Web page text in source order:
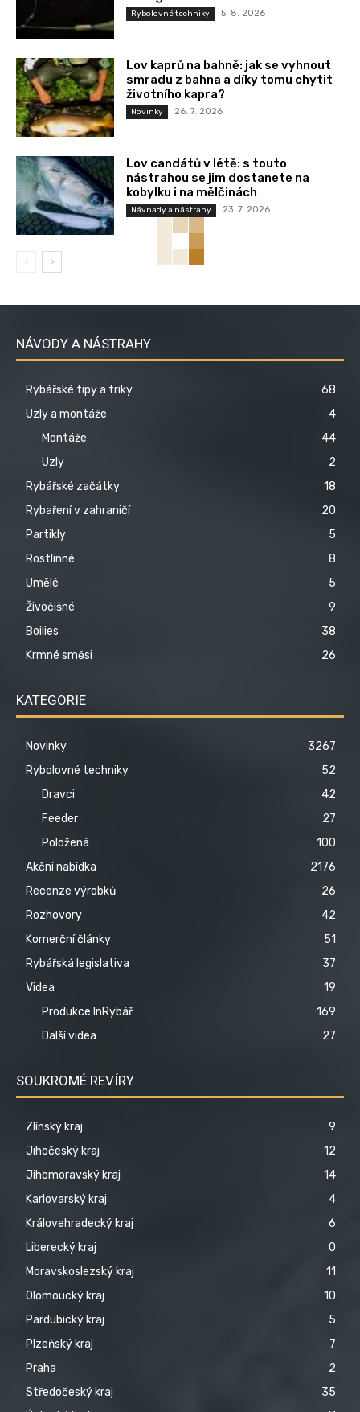
Rybolovné techniky 5. 8. 2026
Lov kaprů na bahně: jak se vyhnout
smradu z bahna a díky tomu chytit
životního kapra?
Novinky 26. 7. 2026
Lov candátů v létě: s touto
nástrahou se jim dostanete na
kobylku i na mělčinách
Návnady a nástrahy 23. 7. 2026
NÁVODY A NÁSTRAHY
Rybářské tipy a triky
68
Uzly a montáže
4
Montáže
44
Uzly
2
Rybářské začátky
18
Rybaření v zahraničí
20
Partikly
5
Rostlinné
8
Umělé
5
Živočišné
9
Boilies
38
Krmné směsi
26
KATEGORIE
Novinky
3267
Rybolovné techniky
52
Dravci
42
Feeder
27
Položená
100
Akční nabídka
2176
Recenze výrobků
26
Rozhovory
42
Komerční články
51
Rybářská legislativa
37
Videa
19
Produkce InRybář
169
Další videa
27
SOUKROMÉ REVÍRY
Zlínský kraj
9
Jihočeský kraj
12
Jihomoravský kraj
14
Karlovarský kraj
4
Královehradecký kraj
6
Liberecký kraj
0
Moravskoslezský kraj
11
Olomoucký kraj
10
Pardubický kraj
5
Plzeňský kraj
7
Praha
2
Středočeský kraj
35